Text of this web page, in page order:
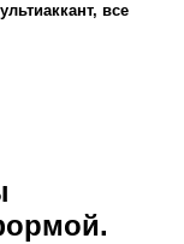
все